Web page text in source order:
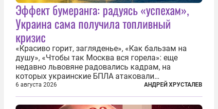
Эффект бумеранга: радуясь «успехам»,
Украина сама получила топливный
кризис
«Красиво горит, загляденье», «Как бальзам на
душу», «Чтобы так Москва вся горела»: еще
недавно львовяне радовались кадрам, на
которых украинские БПЛА атаковали
нефтеперерабатывающие предприятия России. В
скором времени оказалось, что в «эту игру можно
играть вдвоем» — российские дроны только за...
6 августа 2026 АНДРЕЙ ХРУСТАЛЕВ